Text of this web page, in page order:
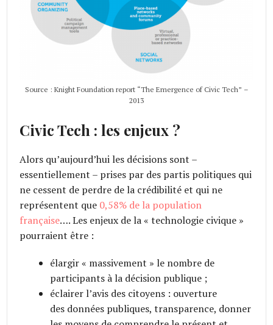
Source : Knight Foundation report “The Emergence of Civic Tech” –
2013
Civic Tech : les enjeux ?
Alors qu’aujourd’hui les décisions sont –
essentiellement – prises par des partis politiques qui
ne cessent de perdre de la crédibilité et qui ne
représentent que 0,58% de la population
française…. Les enjeux de la « technologie civique »
pourraient être :
élargir « massivement » le nombre de
participants à la décision publique ;
éclairer l’avis des citoyens : ouverture
des données publiques, transparence, donner